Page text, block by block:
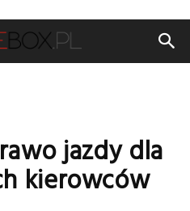
jazdy dla
kierowców